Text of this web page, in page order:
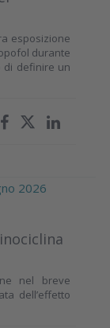
esposizione
durante
di definire un
2026
nel breve
dell’effetto